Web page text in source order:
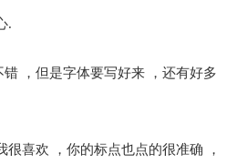
.
，但是字体要写好来 ，还有好多
很喜欢 ，你的标点也点的很准确 ，